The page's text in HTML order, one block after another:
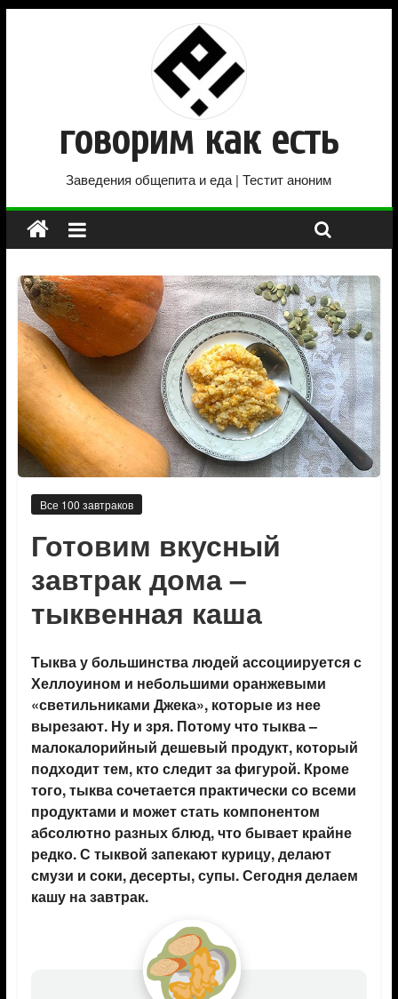
говорим как есть
Заведения общепита и еда | Тестит аноним
Все 100 завтраков
Готовим вкусный
завтрак дома –
тыквенная каша
Тыква у большинства людей ассоциируется с
Хеллоуином и небольшими оранжевыми
«светильниками Джека», которые из нее
вырезают. Ну и зря. Потому что тыква –
малокалорийный дешевый продукт, который
подходит тем, кто следит за фигурой. Кроме
того, тыква сочетается практически со всеми
продуктами и может стать компонентом
абсолютно разных блюд, что бывает крайне
редко. С тыквой запекают курицу, делают
смузи и соки, десерты, супы. Сегодня делаем
кашу на завтрак.